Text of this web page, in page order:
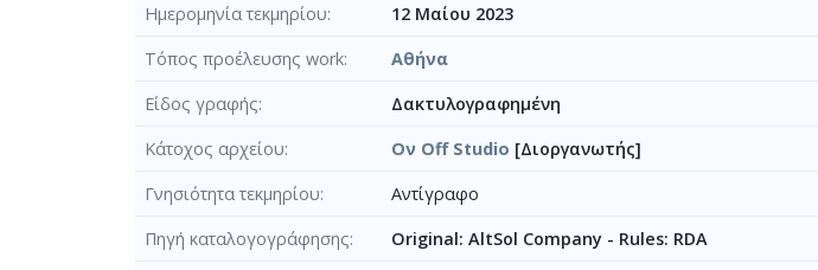
Ημερομηνία τεκμηρίου
12 Μαίου 2023
Τόπος προέλευσης work
Αθήνα
Είδος γραφής
Δακτυλογραφημένη
Κάτοχος αρχείου
Ον Off Studio [Διοργανωτής]
Γνησιότητα τεκμηρίου
Αντίγραφο
Πηγή καταλογογράφησης
Original: AltSol Company - Rules: RDA